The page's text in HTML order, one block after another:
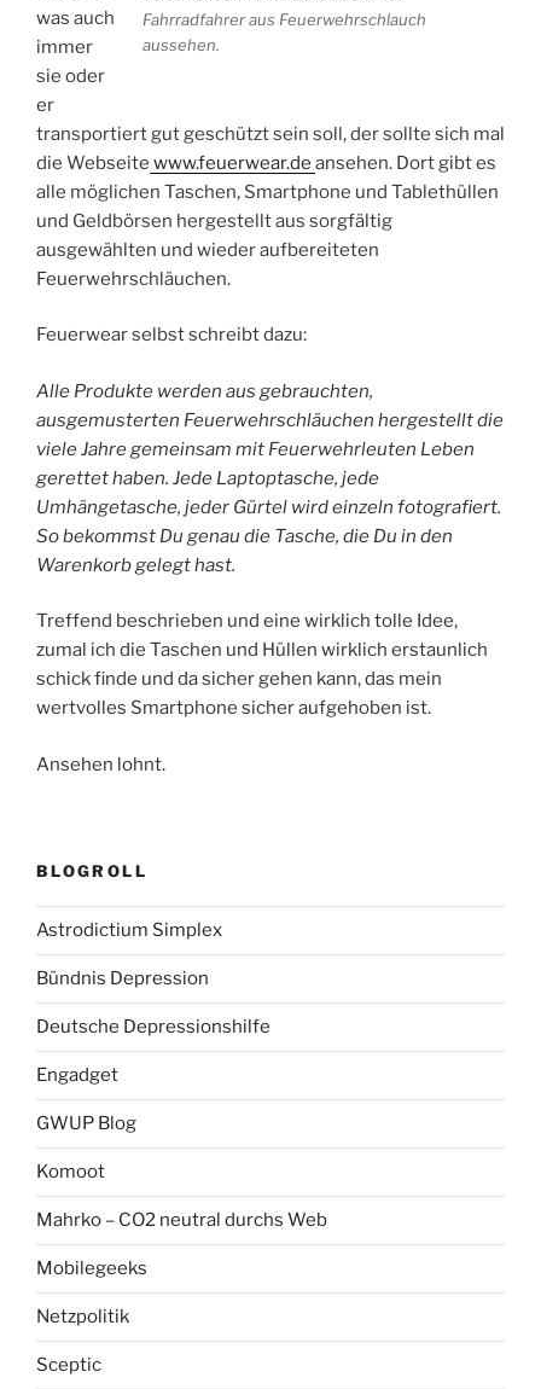
Fahrradfahrer aus Feuerwehrschlauch
aussehen.
was auch
immer
sie oder
er
transportiert gut geschützt sein soll, der sollte sich mal
die Webseite www.feuerwear.de ansehen. Dort gibt es
alle möglichen Taschen, Smartphone und Tablethüllen
und Geldbörsen hergestellt aus sorgfältig
ausgewählten und wieder aufbereiteten
Feuerwehrschläuchen.
Feuerwear selbst schreibt dazu:
Alle Produkte werden aus gebrauchten,
ausgemusterten Feuerwehrschläuchen hergestellt die
viele Jahre gemeinsam mit Feuerwehrleuten Leben
gerettet haben. Jede Laptoptasche, jede
Umhängetasche, jeder Gürtel wird einzeln fotografiert.
So bekommst Du genau die Tasche, die Du in den
Warenkorb gelegt hast.
Treffend beschrieben und eine wirklich tolle Idee,
zumal ich die Taschen und Hüllen wirklich erstaunlich
schick finde und da sicher gehen kann, das mein
wertvolles Smartphone sicher aufgehoben ist.
Ansehen lohnt.
BLOGROLL
Astrodictium Simplex
Bündnis Depression
Deutsche Depressionshilfe
Engadget
GWUP Blog
Komoot
Mahrko – CO2 neutral durchs Web
Mobilegeeks
Netzpolitik
Sceptic